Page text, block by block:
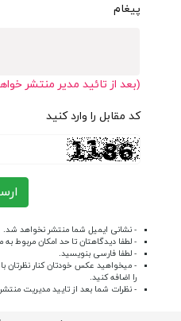
پیغام
(بعد از تائید مدیر منتشر
کد مقابل را وارد کنید
- نشانی ایمیل شما منتشر نخواهد شد.
- لطفا دیدگاهتان تا حد امکان مربوط
- لطفا فارسی بنویسید.
- میخواهید عکس خودتان کنار نظرتان
را اضافه کنید.
- نظرات شما بعد از تایید مدیریت